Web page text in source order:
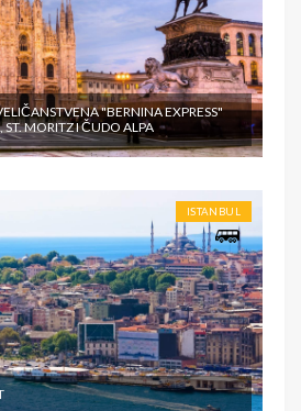
"BERNINA EXPRESS"
MORITZ I ČUDO ALPA
ISTANBUL